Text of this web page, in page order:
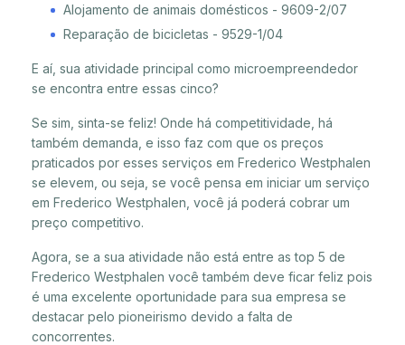
Alojamento de animais domésticos - 9609-2/07
Reparação de bicicletas - 9529-1/04
E aí, sua atividade principal como microempreendedor
se encontra entre essas cinco?
Se sim, sinta-se feliz! Onde há competitividade, há
também demanda, e isso faz com que os preços
praticados por esses serviços em Frederico Westphalen
se elevem, ou seja, se você pensa em iniciar um serviço
em Frederico Westphalen, você já poderá cobrar um
preço competitivo.
Agora, se a sua atividade não está entre as top 5 de
Frederico Westphalen você também deve ficar feliz pois
é uma excelente oportunidade para sua empresa se
destacar pelo pioneirismo devido a falta de
concorrentes.